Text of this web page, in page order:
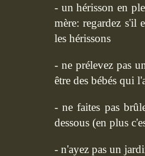
- un hérisson en
mère: regardez s'il
les hérissons
- ne prélevez pas
être des bébés qui
- ne faites pas
dessous (en plus
- n'ayez pas un